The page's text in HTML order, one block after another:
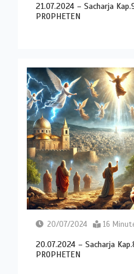
21.07.2024 – Sacharja
PROPHETEN
20/07/2024 16
20.07.2024 – Sacharja
PROPHETEN